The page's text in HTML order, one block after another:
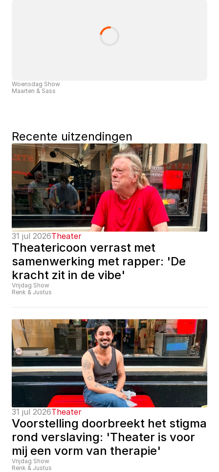
Woensdag Show
Maarten & Sass
Recente uitzendingen
31 jul 2026Theater
Theatericoon verrast met
samenwerking met rapper: 'De
kracht zit in de vibe'
Vrijdag Show
Renk & Justus
31 jul 2026Theater
Voorstelling doorbreekt het stigma
rond verslaving: 'Theater is voor
mij een vorm van therapie'
Vrijdag Show
Renk & Justus